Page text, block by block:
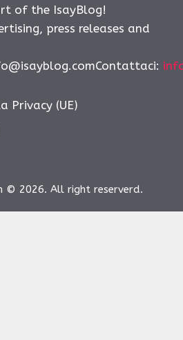
of the IsayBlog!
press releases and
Privacy (UE)
© 2026. All right reserverd.